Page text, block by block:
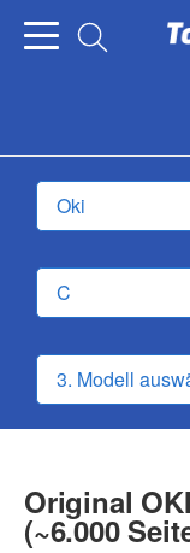
Original
(~6.000